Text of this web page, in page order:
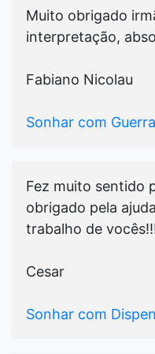
Muito obrigado
interpretação,
Fabiano Nicolau
Sonhar com
Fez muito sentido
obrigado pela
trabalho de
Cesar
Sonhar com